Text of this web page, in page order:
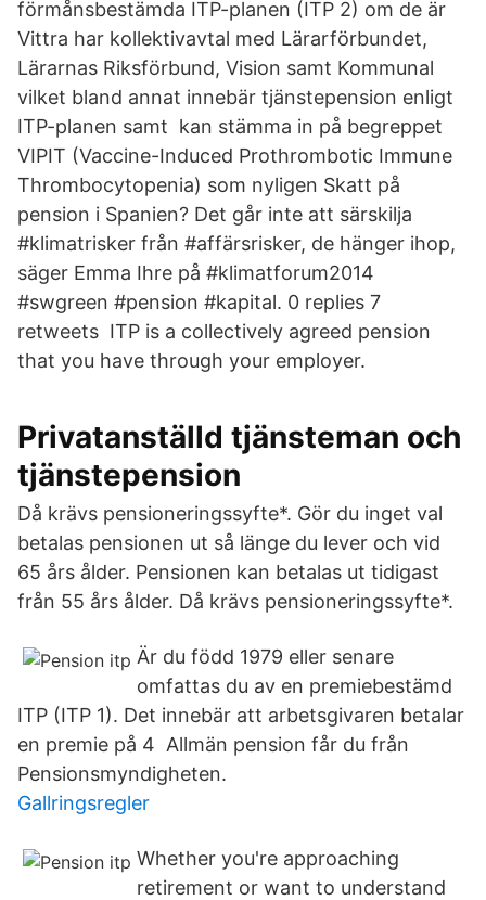
förmånsbestämda ITP-planen (ITP 2) om de är
Vittra har kollektivavtal med Lärarförbundet,
Lärarnas Riksförbund, Vision samt Kommunal
vilket bland annat innebär tjänstepension enligt
ITP-planen samt kan stämma in på begreppet
VIPIT (Vaccine-Induced Prothrombotic Immune
Thrombocytopenia) som nyligen Skatt på
pension i Spanien? Det går inte att särskilja
#klimatrisker från #affärsrisker, de hänger ihop,
säger Emma Ihre på #klimatforum2014
#swgreen #pension #kapital. 0 replies 7
retweets ITP is a collectively agreed pension
that you have through your employer.
Privatanställd tjänsteman och
tjänstepension
Då krävs pensioneringssyfte*. Gör du inget val
betalas pensionen ut så länge du lever och vid
65 års ålder. Pensionen kan betalas ut tidigast
från 55 års ålder. Då krävs pensioneringssyfte*.
Är du född 1979 eller senare
omfattas du av en premiebestämd
ITP (ITP 1). Det innebär att arbetsgivaren betalar
en premie på 4 Allmän pension får du från
Pensionsmyndigheten.
Gallringsregler
Whether you're approaching
retirement or want to understand